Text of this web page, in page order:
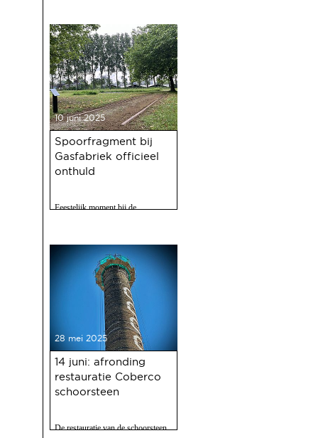
10 juni 2025
Spoorfragment bij
Gasfabriek officieel
onthuld
Feestelijk moment bij de
28 mei 2025
14 juni: afronding
restauratie Coberco
schoorsteen
De restauratie van de schoorsteen